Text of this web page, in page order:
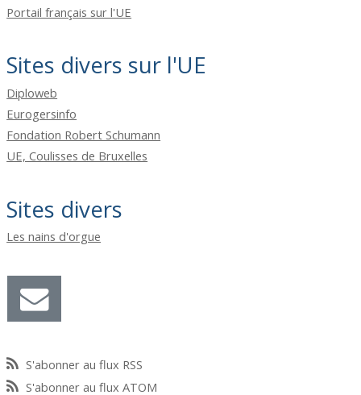
Portail français sur l'UE
Sites divers sur l'UE
Diploweb
Eurogersinfo
Fondation Robert Schumann
UE, Coulisses de Bruxelles
Sites divers
Les nains d'orgue
S'abonner au flux RSS
S'abonner au flux ATOM